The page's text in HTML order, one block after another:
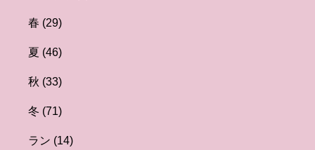
春 (29)
夏 (46)
秋 (33)
冬 (71)
ラン (14)